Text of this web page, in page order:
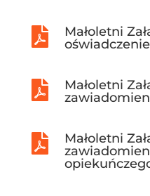

Małoletni
oświadczenie

Małoletni

Małoletni